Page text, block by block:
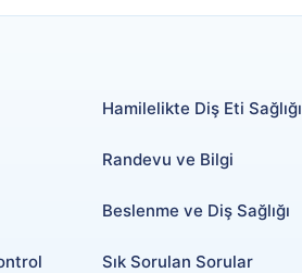
Hamilelikte Diş Eti Sağlığı
Randevu ve Bilgi
Beslenme ve Diş Sağlığı
Sık Sorulan Sorular